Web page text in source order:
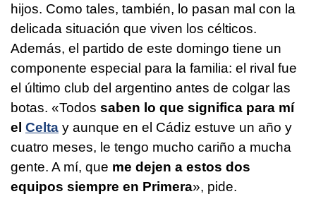
hijos. Como tales, también, lo pasan mal con la
delicada situación que viven los célticos.
Además, el partido de este domingo tiene un
componente especial para la familia: el rival fue
el último club del argentino antes de colgar las
botas. «Todos saben lo que significa para mí
el Celta y aunque en el Cádiz estuve un año y
cuatro meses, le tengo mucho cariño a mucha
gente. A mí, que me dejen a estos dos
equipos siempre en Primera», pide.